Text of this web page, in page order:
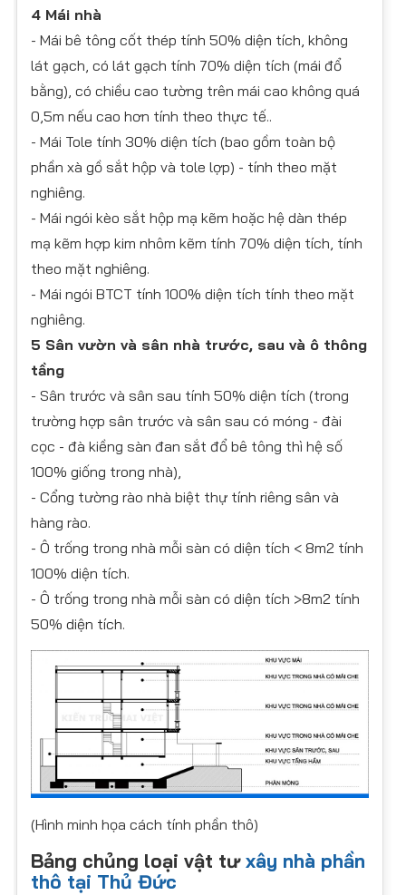
4 Mái nhà
- Mái bê tông cốt thép tính 50% diện tích, không
lát gạch, có lát gạch tính 70% diện tích (mái đổ
bằng), có chiều cao tường trên mái cao không quá
0,5m nếu cao hơn tính theo thực tế..
- ​Mái Tole tính 30% diện tích (bao gồm toàn bộ
phần xà gồ sắt hộp và tole lợp) - tính theo mặt
nghiêng.
- Mái ngói kèo sắt hộp mạ kẽm hoặc hệ dàn thép
mạ kẽm hợp kim nhôm kẽm tính 70% diện tích, tính
theo mặt nghiêng.
- Mái ngói BTCT tính 100% diện tích tính theo mặt
nghiêng.
5 Sân vườn và sân nhà trước, sau và ô thông
tầng
- Sân trước và sân sau tính 50% diện tích (trong
trường hợp sân trước và sân sau có móng - đài
cọc - đà kiềng sàn đan sắt đổ bê tông thì hệ số
100% giống trong nhà),
- Cổng tường rào nhà biệt thự tính riêng sân và
hàng rào.
- Ô trống trong nhà mỗi sàn có diện tích < 8m2 tính
100% diện tích.
- Ô trống trong nhà mỗi sàn có diện tích >8m2 tính
50% diện tích.
(Hình minh họa cách tính phần thô)
Bảng chủng loại vật tưxây nhà phần
thô tại Thủ Đức